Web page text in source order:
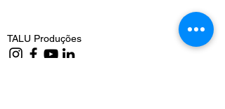
TALU Produções